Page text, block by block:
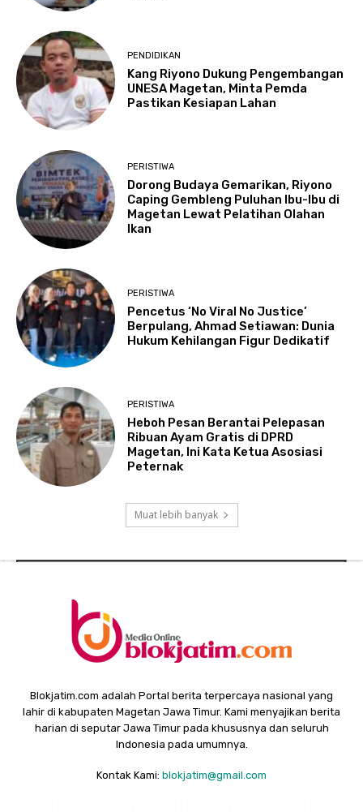
PENDIDIKAN
Kang Riyono Dukung Pengembangan
UNESA Magetan, Minta Pemda
Pastikan Kesiapan Lahan
PERISTIWA
Dorong Budaya Gemarikan, Riyono
Caping Gembleng Puluhan Ibu-Ibu di
Magetan Lewat Pelatihan Olahan
Ikan
PERISTIWA
Pencetus ‘No Viral No Justice’
Berpulang, Ahmad Setiawan: Dunia
Hukum Kehilangan Figur Dedikatif
PERISTIWA
Heboh Pesan Berantai Pelepasan
Ribuan Ayam Gratis di DPRD
Magetan, Ini Kata Ketua Asosiasi
Peternak
Muat lebih banyak
Blokjatim.com adalah Portal berita terpercaya nasional yang
lahir di kabupaten Magetan Jawa Timur. Kami menyajikan berita
harian di seputar Jawa Timur pada khususnya dan seluruh
Indonesia pada umumnya.
Kontak Kami: blokjatim@gmail.com